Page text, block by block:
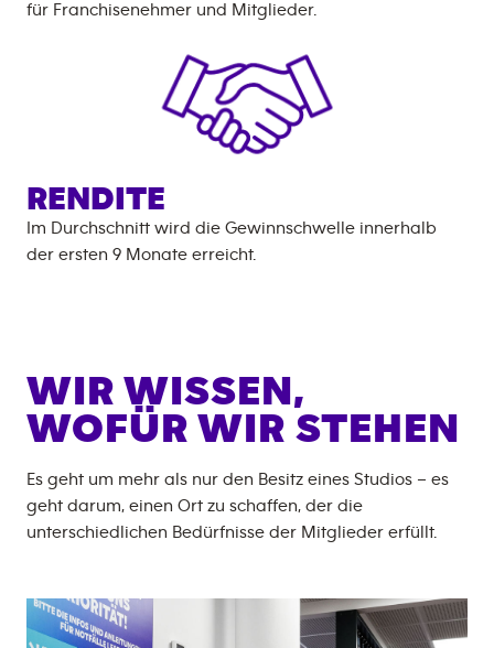
für Franchisenehmer und Mitglieder.
RENDITE
Im Durchschnitt wird die Gewinnschwelle innerhalb
der ersten 9 Monate erreicht.
WIR WISSEN,
WOFÜR WIR STEHEN
Es geht um mehr als nur den Besitz eines Studios – es
geht darum, einen Ort zu schaffen, der die
unterschiedlichen Bedürfnisse der Mitglieder erfüllt.